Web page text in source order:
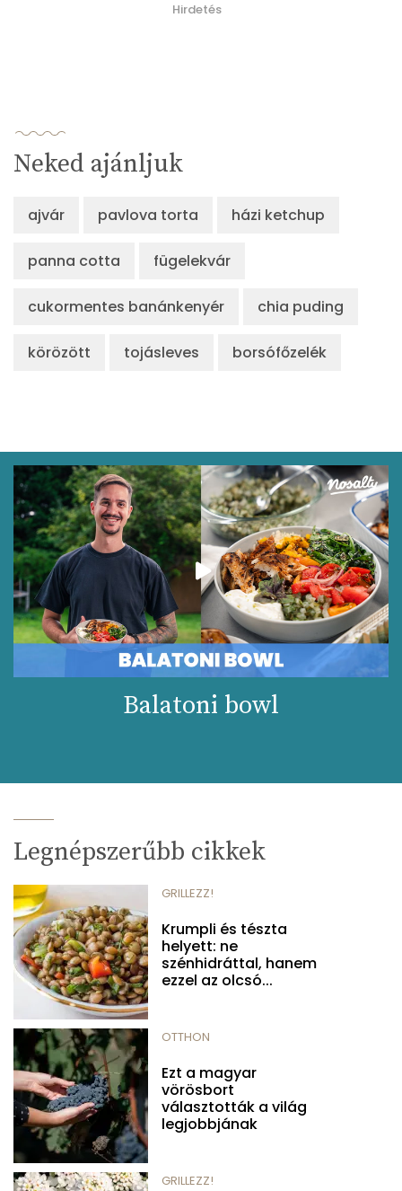
Hirdetés
Neked ajánljuk
ajvár pavlova torta házi ketchup
panna cotta fügelekvár
cukormentes banánkenyér chia puding
körözött tojásleves borsófőzelék
Balatoni bowl
Legnépszerűbb cikkek
GRILLEZZ!
Krumpli és tészta
helyett: ne
szénhidráttal, hanem
ezzel az olcsó...
OTTHON
Ezt a magyar
vörösbort
választották a világ
legjobbjának
GRILLEZZ!